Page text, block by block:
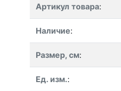
Артикул товара:
Наличие:
Размер, см:
Ед. изм.: